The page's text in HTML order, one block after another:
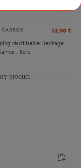
12,00 €
réutilisable Heritage
- Ecru